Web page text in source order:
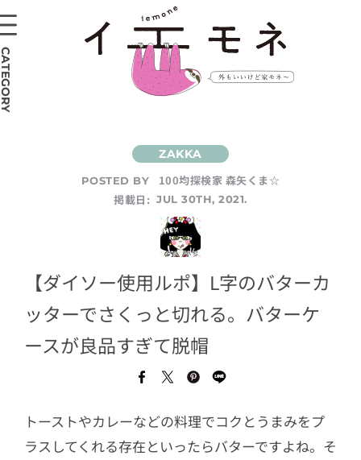
POSTED BY
100均探検家 森矢くま☆
掲載日: JUL 30TH, 2021.
【ダイソー使用ルポ】L字のバターカ
ッターでさくっと切れる。バターケ
ースが良品すぎて脱帽
トーストやカレーなどの料理でコクとうまみをプ
ラスしてくれる存在といったらバターですよね。そ